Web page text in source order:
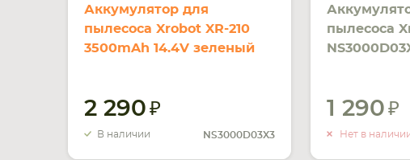
Аккумулятор для
пылесоса Xrobot XR-210
3500mAh 14.4V зеленый
2 290
В наличии NS3000D03X3
пылесоса
1 290
Нет в